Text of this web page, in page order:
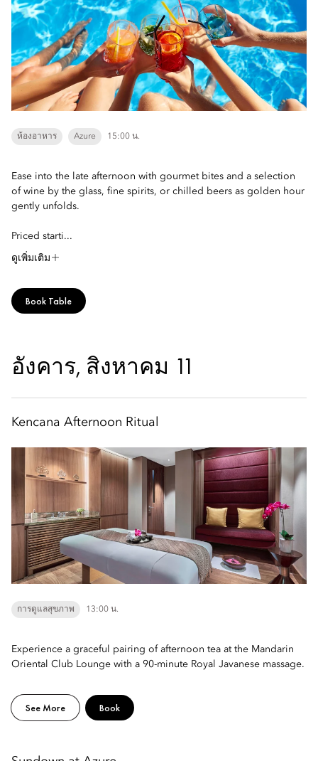
ห้องอาหาร Azure 15:00 น.
Ease into the late afternoon with gourmet bites and a selection
of wine by the glass, fine spirits, or chilled beers as golden hour
gently unfolds.
Priced starti...
ดูเพิ่มเติม
Book Table
อังคาร, สิงหาคม 11
Kencana Afternoon Ritual
การดูแลสุขภาพ 13:00 น.
Experience a graceful pairing of afternoon tea at the Mandarin
Oriental Club Lounge with a 90-minute Royal Javanese massage.
See More Book